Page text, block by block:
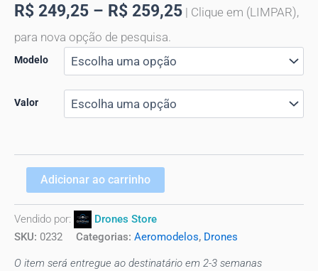
R$ 249,25 – R$ 259,25 | Clique em (LIMPAR),
para nova opção de pesquisa.
Modelo
Valor
Adicionar ao carrinho
Vendido por:
Drones Store
SKU: 0232 Categorias: Aeromodelos, Drones
O item será entregue ao destinatário em 2-3 semanas